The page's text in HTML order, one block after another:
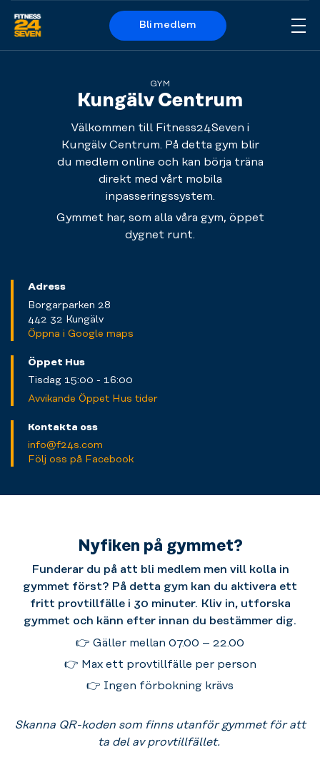
Logo
Bli medlem
GYM
Kungälv Centrum
Välkommen till Fitness24Seven i
Kungälv Centrum. På detta gym blir
du medlem online och kan börja träna
direkt med vårt mobila
inpasseringssystem.
Gymmet har, som alla våra gym, öppet
dygnet runt.
Adress
Borgarparken 28
442 32 Kungälv
Öppna i Google maps
Öppet Hus
Tisdag 15:00 - 16:00
Avvikande Öppet Hus tider
Kontakta oss
info@f24s.com
Följ oss på Facebook
Nyfiken på gymmet?
Funderar du på att bli medlem men vill kolla in
gymmet först? På detta gym kan du aktivera ett
fritt provtillfälle i 30 minuter. Kliv in, utforska
gymmet och känn efter innan du bestämmer dig.
👉 Gäller mellan 07.00 – 22.00
👉 Max ett provtillfälle per person
👉 Ingen förbokning krävs
Skanna QR-koden som finns utanför gymmet för att
ta del av provtillfället.